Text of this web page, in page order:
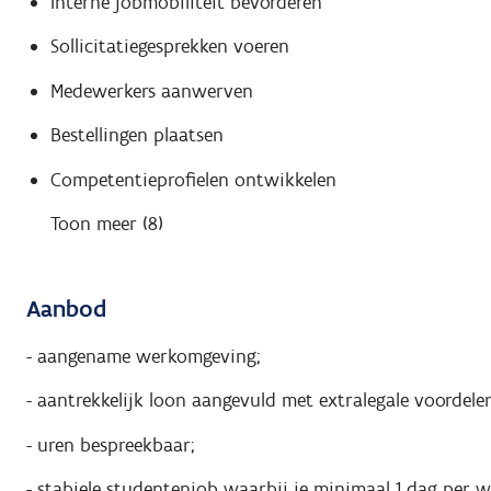
Sollicitatiegesprekken voeren
Medewerkers aanwerven
Bestellingen plaatsen
Competentieprofielen ontwikkelen
Toon meer (8)
Aanbod
- aangename werkomgeving;
- aantrekkelijk loon aangevuld met extralegale
- uren bespreekbaar;